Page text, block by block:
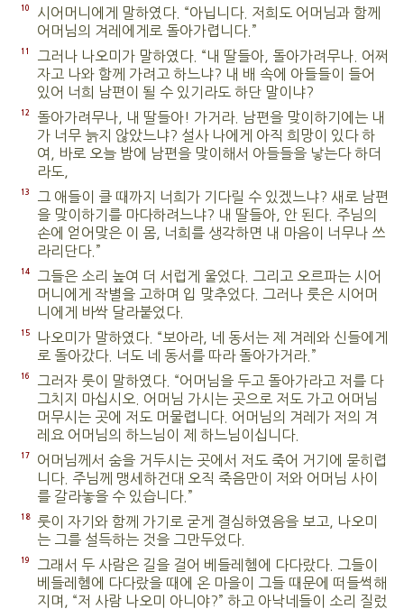
10
시어머니에게 말하였다. “아닙니다. 저희도 어머님과 함께
어머님의 겨레에게로 돌아가렵니다.”
11
그러나 나오미가 말하였다. “내 딸들아, 돌아가려무나. 어쩌
자고 나와 함께 가려고 하느냐? 내 배 속에 아들들이 들어
있어 너희 남편이 될 수 있기라도 하단 말이냐?
12
돌아가려무나, 내 딸들아! 가거라. 남편을 맞이하기에는 내
가 너무 늙지 않았느냐? 설사 나에게 아직 희망이 있다 하
여, 바로 오늘 밤에 남편을 맞이해서 아들들을 낳는다 하더
라도,
13
그 애들이 클 때까지 너희가 기다릴 수 있겠느냐? 새로 남편
을 맞이하기를 마다하려느냐? 내 딸들아, 안 된다. 주님의
손에 얻어맞은 이 몸, 너희를 생각하면 내 마음이 너무나 쓰
라리단다.”
14
그들은 소리 높여 더 서럽게 울었다. 그리고 오르파는 시어
머니에게 작별을 고하며 입 맞추었다. 그러나 룻은 시어머
니에게 바싹 달라붙었다.
15
나오미가 말하였다. “보아라, 네 동서는 제 겨레와 신들에게
로 돌아갔다. 너도 네 동서를 따라 돌아가거라.”
16
그러자 룻이 말하였다. “어머님을 두고 돌아가라고 저를 다
그치지 마십시오. 어머님 가시는 곳으로 저도 가고 어머님
머무시는 곳에 저도 머물렵니다. 어머님의 겨레가 저의 겨
레요 어머님의 하느님이 제 하느님이십니다.
17
어머님께서 숨을 거두시는 곳에서 저도 죽어 거기에 묻히렵
니다. 주님께 맹세하건대 오직 죽음만이 저와 어머님 사이
를 갈라놓을 수 있습니다.”
18
룻이 자기와 함께 가기로 굳게 결심하였음을 보고, 나오미
는 그를 설득하는 것을 그만두었다.
19
그래서 두 사람은 길을 걸어 베들레헴에 다다랐다. 그들이
베들레헴에 다다랐을 때에 온 마을이 그들 때문에 떠들썩해
지며, “저 사람 나오미 아니야?” 하고 아낙네들이 소리 질렀